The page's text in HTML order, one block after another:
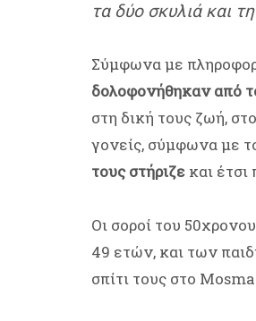
τα δύο σκυλιά και
Σύμφωνα με
δολοφονήθηκαν από
στη δική τους ζωή,
γονείς, σύμφωνα με
τους στήριζε και
Οι σοροί του
49 ετών, και των
σπίτι τους στο